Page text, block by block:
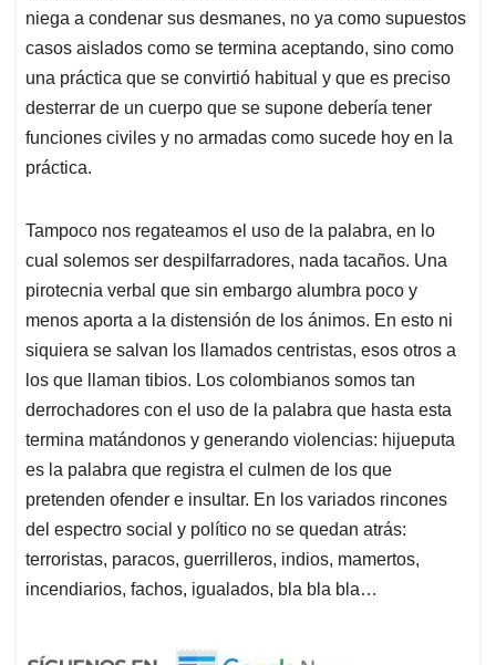
niega a condenar sus desmanes, no ya como supuestos
casos aislados como se termina aceptando, sino como
una práctica que se convirtió habitual y que es preciso
desterrar de un cuerpo que se supone debería tener
funciones civiles y no armadas como sucede hoy en la
práctica.
Tampoco nos regateamos el uso de la palabra, en lo
cual solemos ser despilfarradores, nada tacaños. Una
pirotecnia verbal que sin embargo alumbra poco y
menos aporta a la distensión de los ánimos. En esto ni
siquiera se salvan los llamados centristas, esos otros a
los que llaman tibios. Los colombianos somos tan
derrochadores con el uso de la palabra que hasta esta
termina matándonos y generando violencias: hijueputa
es la palabra que registra el culmen de los que
pretenden ofender e insultar. En los variados rincones
del espectro social y político no se quedan atrás:
terroristas, paracos, guerrilleros, indios, mamertos,
incendiarios, fachos, igualados, bla bla bla…